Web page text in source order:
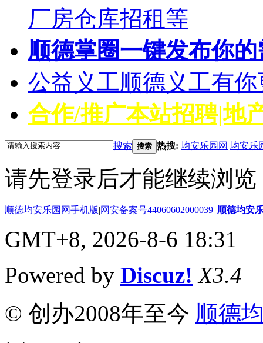
厂房仓库招租等
顺德掌圈一键发布你
公益义工顺德义工有
合作/推广本站招聘|地
搜索 搜索 热搜: 均安乐园网 均安乐
请先登录后才能继续浏览
顺德均安乐园网手机版|网安备案号44060602000039| 顺德均安
GMT+8, 2026-8-6 18:31
Powered by Discuz! X3.4
© 创办2008年至今 顺德